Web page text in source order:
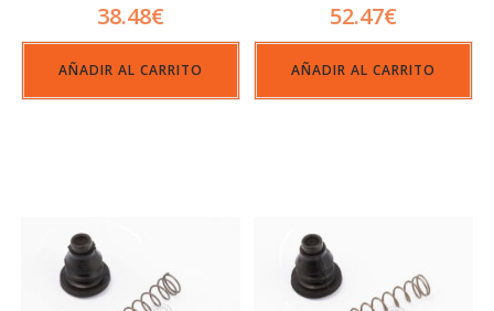
38.48€
AÑADIR AL CARRITO
52.47€
AÑADIR AL CARRITO